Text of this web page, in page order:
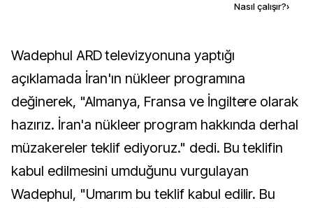
Nasıl çalışır?›
Wadephul ARD televizyonuna yaptığı
açıklamada İran'ın nükleer programına
değinerek, "Almanya, Fransa ve İngiltere olarak
hazırız. İran'a nükleer program hakkında derhal
müzakereler teklif ediyoruz." dedi. Bu teklifin
kabul edilmesini umduğunu vurgulayan
Wadephul, "Umarım bu teklif kabul edilir. Bu